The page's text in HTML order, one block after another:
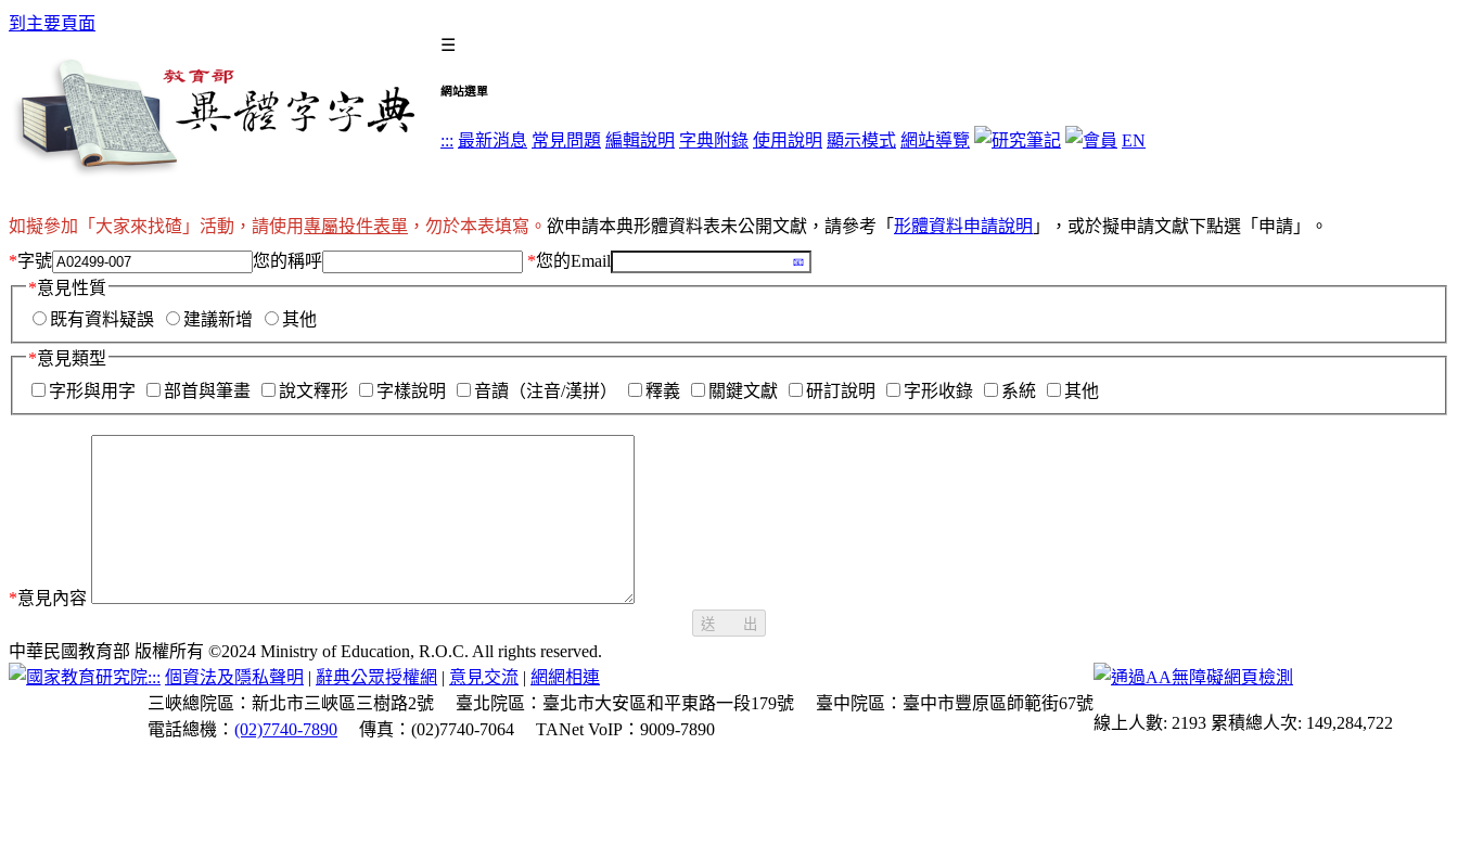
到主要頁面
☰
網站選單
::: 最新消息 常見問題 編輯說明 字典附錄 使用說明 顯示模式 網站導覽 EN
如擬參加「大家來找碴」活動，請使用專屬投件表單 ，勿於本表填寫。 欲申請本典形體資料表未公開文獻，請參考「 形體資料申請說明 」，或於擬申請文獻下點選「申請」。
*字號 您的稱呼 *您的Email
*意見性質
既有資料疑誤
建議新增 其他
*意見類型
字形與用字
部首與筆畫 說文釋形 字樣說明 音讀（注音/漢拼） 釋義 關鍵文獻 研訂說明 字形收錄 系統 其他
*意見內容
送 出
中華民國教育部 版權所有 ©2024 Ministry of Education, R.O.C. All rights reserved.
::: 個資法及隱私聲明 | 辭典公眾授權網 | 意見交流 | 網網相連
三峽總院區：新北市三峽區三樹路2號
臺北院區：臺北市大安區和平東路一段179號
臺中院區：臺中市豐原區師範街67號
電話總機： (02)7740-7890 傳真：(02)7740-7064 TANet VoIP：9009-7890 線上人數: 2193 累積總人次: 149,284,722